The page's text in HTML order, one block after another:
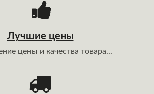
Лучшие цены
цены и качества товара...